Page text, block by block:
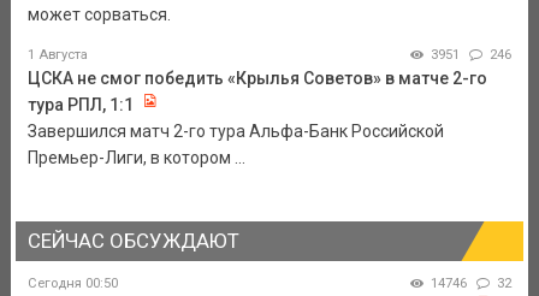
может сорваться.
1 Августа 3951 246
ЦСКА не смог победить «Крылья Советов» в матче 2-го
тура РПЛ, 1:1
Завершился матч 2-го тура Альфа-Банк Российской
Премьер-Лиги, в котором ...
СЕЙЧАС ОБСУЖДАЮТ
Сегодня 00:50 14746 32